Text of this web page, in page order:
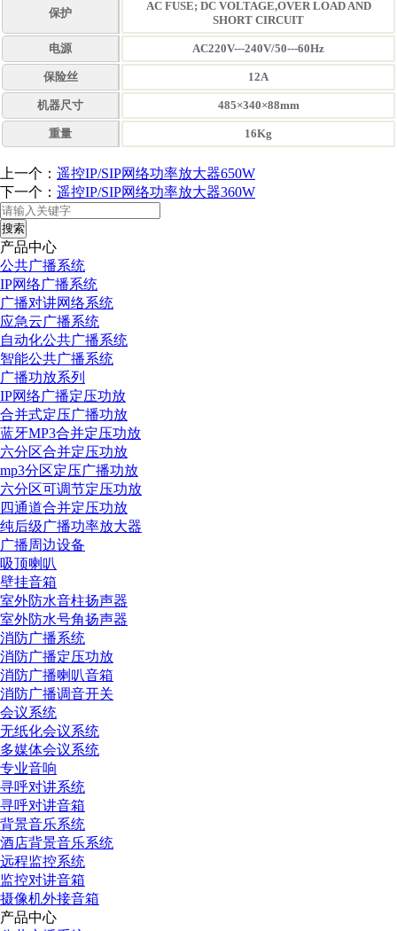
保护
AC FUSE; DC VOLTAGE,OVER LOAD AND
SHORT CIRCUIT
电源 AC220V---240V/50---60Hz
保险丝 12A
机器尺寸 485×340×88mm
重量 16Kg
上一个： 遥控IP/SIP网络功率放大器650W
下一个： 遥控IP/SIP网络功率放大器360W
搜索
产品中心
公共广播系统
IP网络广播系统
广播对讲网络系统
应急云广播系统
自动化公共广播系统
智能公共广播系统
广播功放系列
IP网络广播定压功放
合并式定压广播功放
蓝牙MP3合并定压功放
六分区合并定压功放
mp3分区定压广播功放
六分区可调节定压功放
四通道合并定压功放
纯后级广播功率放大器
广播周边设备
吸顶喇叭
壁挂音箱
室外防水音柱扬声器
室外防水号角扬声器
消防广播系统
消防广播定压功放
消防广播喇叭音箱
消防广播调音开关
会议系统
无纸化会议系统
多媒体会议系统
专业音响
寻呼对讲系统
寻呼对讲音箱
背景音乐系统
酒店背景音乐系统
远程监控系统
监控对讲音箱
摄像机外接音箱
产品中心